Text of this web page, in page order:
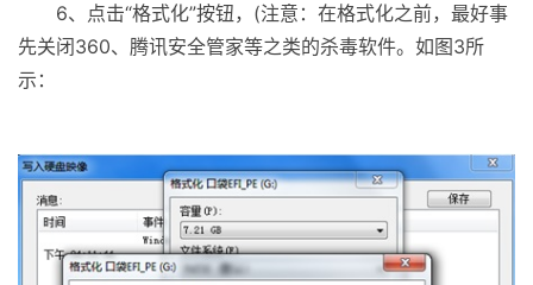
6、点击“格式化”按钮，(注意：在格式化之前，最好事
先关闭360、腾讯安全管家等之类的杀毒软件。如图3所
示：